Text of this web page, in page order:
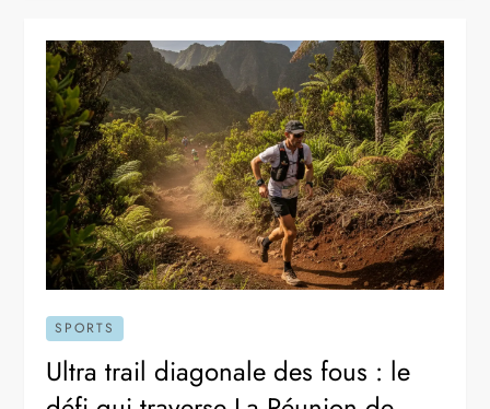
SPORTS
Ultra trail diagonale des fous : le